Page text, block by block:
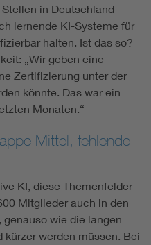
in Deutschland
lernende KI-Systeme für
halten. Ist das so?
„Wir geben eine
Zertifizierung unter der
könnte. Das war ein
Monaten.“
Mittel, fehlende
KI, diese Themenfelder
Mitglieder auch in den
wie die langen
werden müssen. Bei